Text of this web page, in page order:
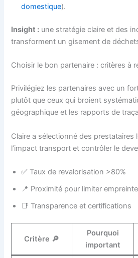
domestique).
Insight : une stratégie claire et des
transforment un gisement de
Choisir le bon partenaire : critères à
Privilégiez les partenaires avec un
plutôt que ceux qui broient
géographique et les rapports de
Claire a sélectionné des prestataires
l’impact transport et contrôler le
✅ Taux de revalorisation >80%
📍 Proximité pour limiter
📑 Transparence et certifications
Critère 🔎
Pourquoi
important